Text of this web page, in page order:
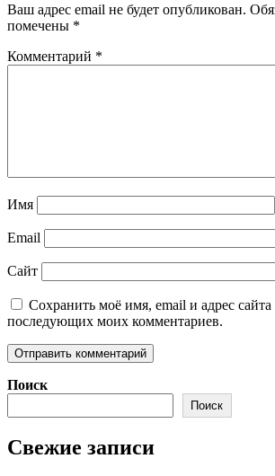
Ваш адрес email не будет опубликован.
помечены *
Комментарий *
Имя
Email
Сайт
Сохранить моё имя, email и адрес сайта
последующих моих комментариев.
Поиск
Поиск
Свежие записи